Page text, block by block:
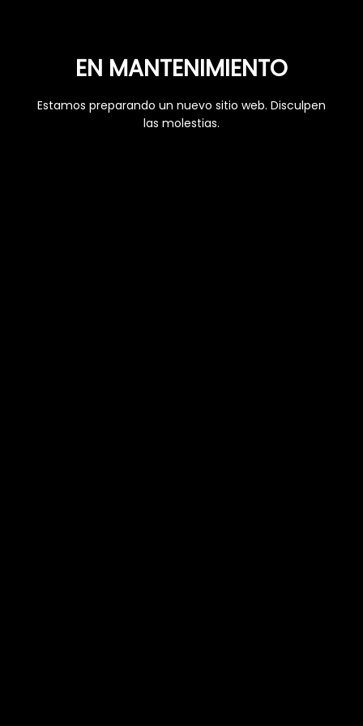
EN MANTENIMIENTO
Estamos preparando un nuevo sitio web. Disculpen
las molestias.